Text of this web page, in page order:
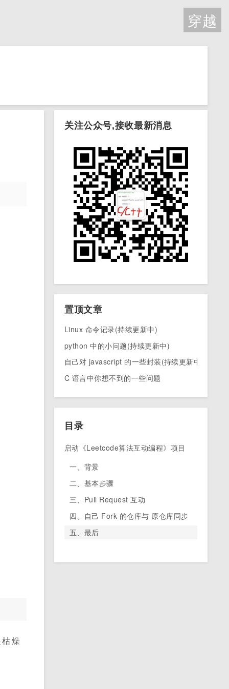
燥
关注公众号,接收最新消息
置顶文章
Linux 命令记录(持续更新中)
python 中的小问题(持续更新中)
自己对 javascript 的一些封装(持续更新中)
C 语言中你想不到的一些问题
目录
启动《Leetcode算法互动编程》项目
一、背景
二、基本步骤
三、Pull Request 互动
四、自己 Fork 的仓库与 原仓库同步
五、最后
穿越